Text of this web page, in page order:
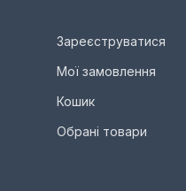
Зареєструватися
Мої замовлення
Кошик
Обрані товари